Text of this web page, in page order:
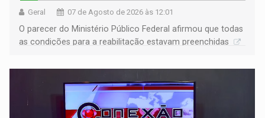
Geral 07 de Agosto de 2026 às 12:01
O parecer do Ministério Público Federal afirmou que todas
as condições para a reabilitação estavam preenchidas